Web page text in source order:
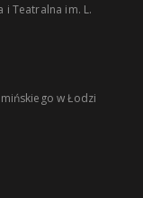
i Teatralna im. L.
w Łodzi